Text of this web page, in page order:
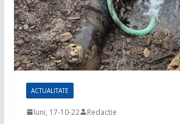
ACTUALITATE
luni, 17-10-22 Redactie